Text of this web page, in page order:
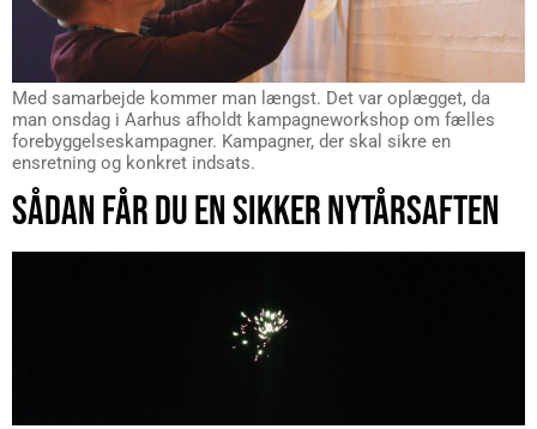
Med samarbejde kommer man længst. Det var oplægget, da
man onsdag i Aarhus afholdt kampagneworkshop om fælles
forebyggelseskampagner. Kampagner, der skal sikre en
ensretning og konkret indsats.
SÅDAN FÅR DU EN SIKKER NYTÅRSAFTEN